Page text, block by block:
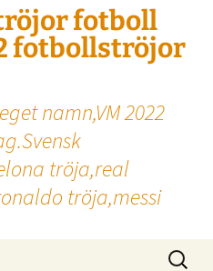
fotboll
fotbollströjor
namn,VM 2022
tröja,real
tröja,messi
Sök